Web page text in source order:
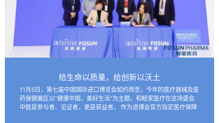
给生命以质量，给创新以沃土
11月5日，第七届中国国际进口博览会如约而至，今年的医疗器械及医
药保健展区以“健康中国，美好生活”为主题。和睦家医疗在这场盛会
中既是参与者、见证者，更是获益者。 作为进博会官方指定医疗保障